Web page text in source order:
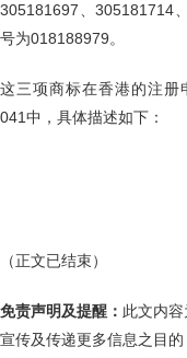
305181697、305181714
号为018188979。
这三项商标在香港的注册
041中，具体描述如下：
（正文已结束）
免责声明及提醒： 此文内
宣传及传递更多信息之目